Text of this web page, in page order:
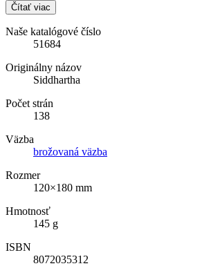
Čítať viac
Naše katalógové číslo
51684
Originálny názov
Siddhartha
Počet strán
138
Väzba
brožovaná väzba
Rozmer
120×180 mm
Hmotnosť
145 g
ISBN
8072035312